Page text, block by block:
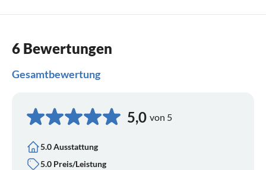
6 Bewertungen
Gesamtbewertung
5,0 von 5
5.0 Ausstattung
5.0 Preis/Leistung